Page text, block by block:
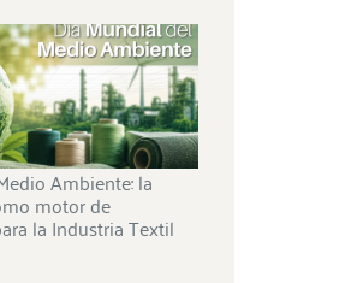
Ambiente: la
motor de
la Industria Textil